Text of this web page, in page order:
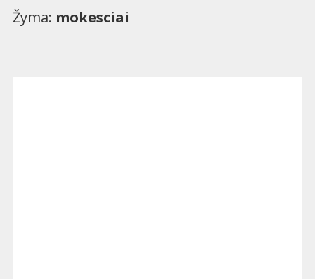
Žyma: mokesciai